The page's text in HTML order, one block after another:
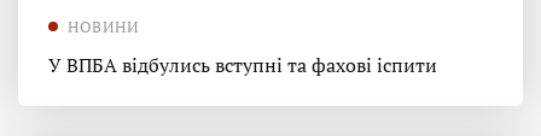
НОВИНИ
У ВПБА відбулись вступні та фахові іспити